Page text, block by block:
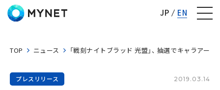
JP EN
TOP ニュース 「戦刻ナイトブラッド 光盟」、 抽選でキャラアー
プレスリリース 2019.03.14